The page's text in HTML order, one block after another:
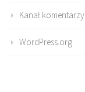
Kanał komentarzy
WordPress.org